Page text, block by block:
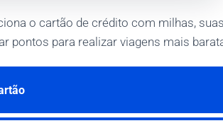
o cartão de crédito com milhas,
pontos para realizar viagens mais